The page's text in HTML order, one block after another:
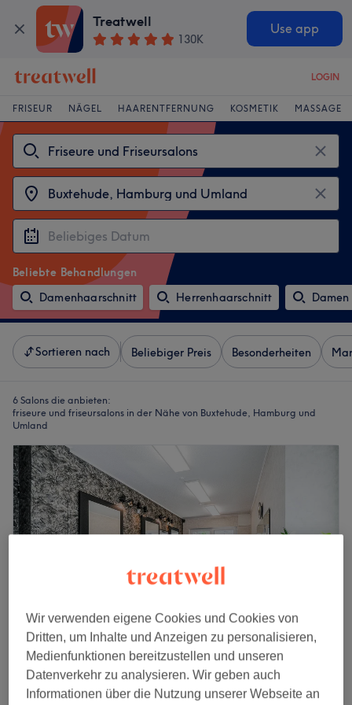
Treatwell
130K
Use app
LOGIN
FRISEUR NÄGEL HAARENTFERNUNG KOSMETIK MASSAGE
Beliebte Behandlungen
Damenhaarschnitt
Herrenhaarschnitt
Sortieren nach Beliebiger Preis Besonderheiten
6 Salons die anbieten:
friseure und friseursalons in der Nähe von Buxtehude, Hamburg und
Umland
Haarkultur in der Lindenstraße
4,9
1624 Bewertungen
Wir verwenden eigene Cookies und Cookies von
Dritten, um Inhalte und Anzeigen zu personalisieren,
Medienfunktionen bereitzustellen und unseren
Datenverkehr zu analysieren. Wir geben auch
Informationen über die Nutzung unserer Webseite an